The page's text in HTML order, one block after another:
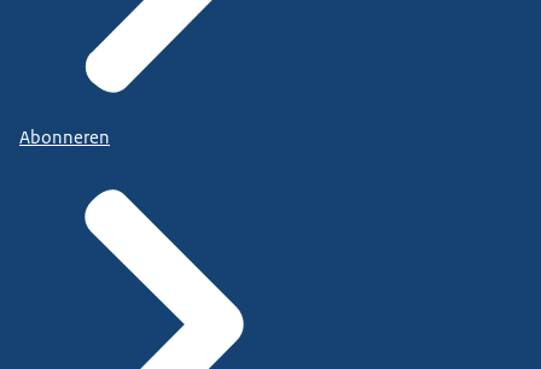
Abonneren